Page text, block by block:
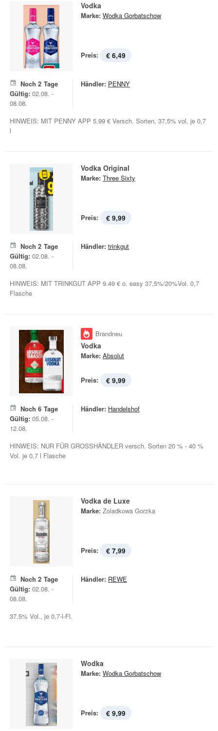
Vodka
Marke: Wodka Gorbatschow
Preis: € 6,49
Noch 2 Tage
Gültig: 02.08. -
08.08.
Händler: PENNY
HINWEIS: MIT PENNY APP 5.99 € Versch. Sorten, 37,5% vol, je 0,7
l
Vodka Original
Marke: Three Sixty
Preis: € 9,99
Noch 2 Tage
Gültig: 02.08. -
08.08.
Händler: trinkgut
HINWEIS: MIT TRINKGUT APP 9.49 € o. easy 37,5%/20%Vol. 0,7
Flasche
Brandneu
Vodka
Marke: Absolut
Preis: € 9,99
Noch 6 Tage
Gültig: 05.08. -
12.08.
Händler: Handelshof
HINWEIS: NUR FÜR GROSSHÄNDLER versch. Sorten 20 % - 40 %
Vol. je 0,7 l Flasche
Vodka de Luxe
Marke: Zoladkowa Gorzka
Preis: € 7,99
Noch 2 Tage
Gültig: 02.08. -
08.08.
Händler: REWE
37,5% Vol., je 0,7-l-Fl.
Wodka
Marke: Wodka Gorbatschow
Preis: € 9,99